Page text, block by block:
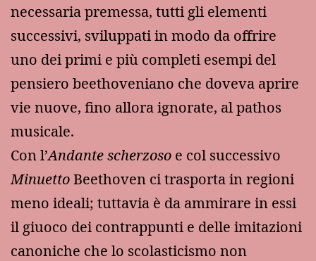
necessaria premessa, tutti gli elementi
successivi, sviluppati in modo da offrire
uno dei primi e più completi esempi del
pensiero beethoveniano che doveva aprire
vie nuove, fino allora ignorate, al pathos
musicale.
Con l’Andante scherzoso e col successivo
MinuettoBeethoven ci trasporta in regioni
meno ideali; tuttavia è da ammirare in essi
il giuoco dei contrappunti e delle imitazioni
canoniche che lo scolasticismo non